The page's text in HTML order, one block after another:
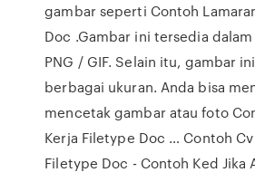
gambar seperti Contoh
Doc .Gambar ini tersedia
PNG / GIF. Selain itu, gambar
berbagai ukuran. Anda bisa
mencetak gambar atau foto
Kerja Filetype Doc … Contoh
Filetype Doc - Contoh Ked Jika